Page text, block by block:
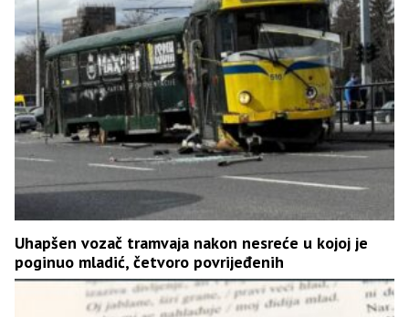
Uhapšen vozač tramvaja nakon nesreće u kojoj je
poginuo mladić, četvoro povrijeđenih